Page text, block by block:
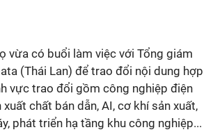
vừa có buổi làm việc với Tổng giám
(Thái Lan) để trao đổi nội dung hợp
vực trao đổi gồm công nghiệp điện
chất bán dẫn, AI, cơ khí sản xuất,
phát triển hạ tầng khu công nghiệp...